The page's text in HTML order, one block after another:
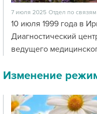
7 июля 2025 Отдел по
10 июля 1999 года в
Диагностический
ведущего
Изменение